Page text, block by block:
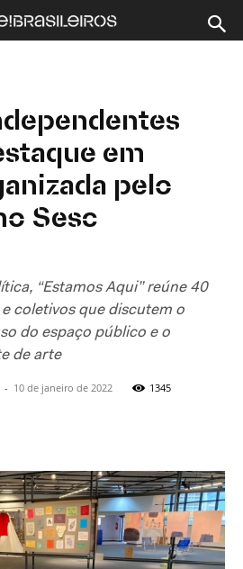
em
pelo
Sesc
“Estamos Aqui” reúne 40
coletivos que discutem o
do espaço público e o
de arte
- 10 de janeiro de 2022 1345